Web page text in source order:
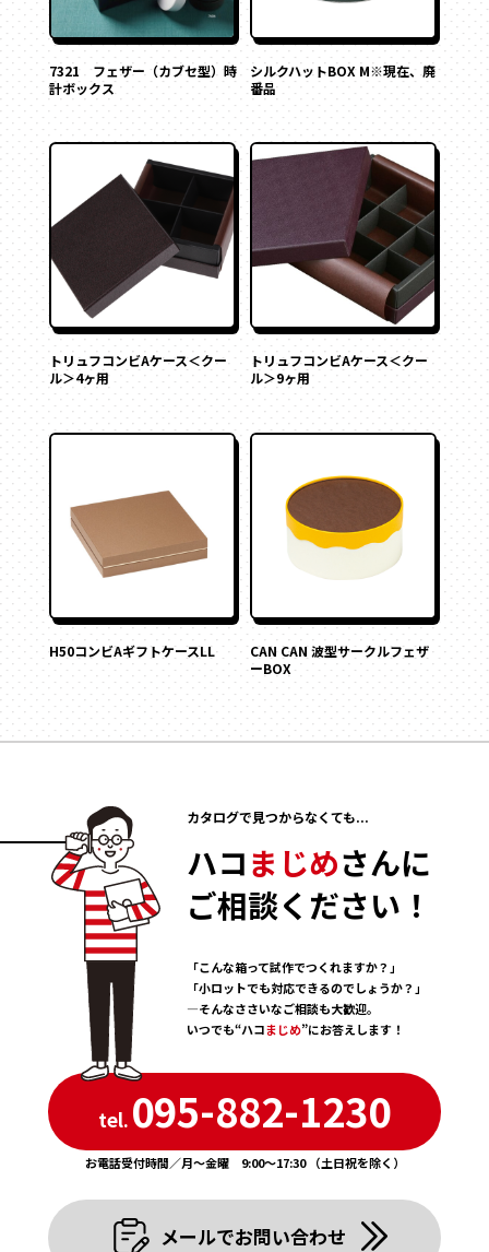
ピロー型
丸箱
楕円箱
その他
ペーパーバック
ポーチ
トムソンケース
7321 フェザー（カブセ型）時
計ボックス
シルクハットBOX M※現在、廃
番品
トリュフコンビAケース＜クー
ル＞4ヶ用
トリュフコンビAケース＜クー
ル＞9ヶ用
H50コンビAギフトケースLL
CAN CAN 波型サークルフェザ
ーBOX
カタログで見つからなくても...
ハコまじめさんに
ご相談ください！
「こんな箱って試作でつくれますか？」
「小ロットでも対応できるのでしょうか？」
―そんなささいなご相談も大歓迎。
いつでも“ハコまじめ”にお答えします！
tel. 095-882-1230
お電話受付時間／月〜金曜 9:00〜17:30 （土日祝を除く）
メールでお問い合わせ